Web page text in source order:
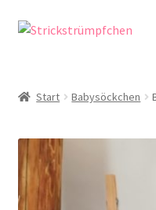
Zur
Zum
Donegal-Jäckchen & Pullis
Spielhosen & Mützen
Start Babysöckchen